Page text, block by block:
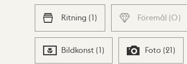
Ritning (1) Föremål (0)
Bildkonst (1) Foto (21)